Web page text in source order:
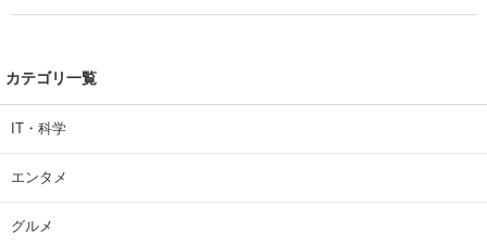
カテゴリ一覧
IT・科学
エンタメ
グルメ